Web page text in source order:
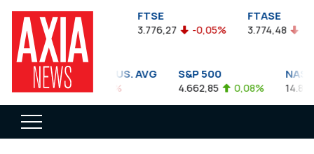
FTSEA
899,47 -0,04%
FTSE
3.776,27 -0,05%
FTASE
3.774,48 -
DOW JONES INDUS. AVG
35.911,81
S&P 500
4.662,85 0,08% 14.893,75